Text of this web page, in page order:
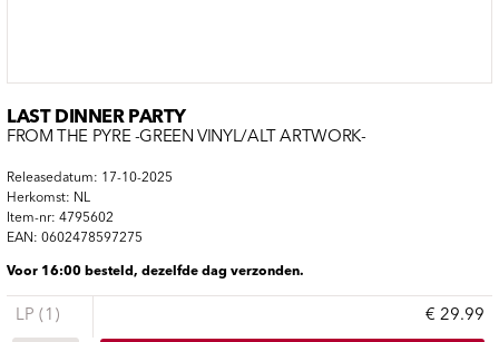
LAST DINNER PARTY
FROM THE PYRE -GREEN VINYL/ALT ARTWORK-
Releasedatum: 17-10-2025
Herkomst: NL
Item-nr: 4795602
EAN: 0602478597275
Voor 16:00 besteld, dezelfde dag verzonden.
LP (1) € 29.99